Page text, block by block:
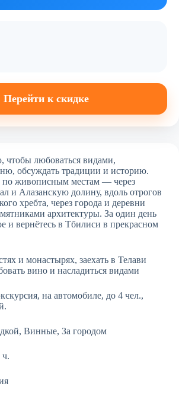
Перейти к скидке
чтобы любоваться видами,
обсуждать традиции и историю.
по живописным местам — через
и Алазанскую долину, вдоль отрогов
хребта, через города и деревни
архитектуры. За один день
и вернётесь в Тбилиси в прекрасном
и монастырях, заехать в Телави
вино и насладиться видами
на автомобиле, до 4 чел.,
Винные, За городом
ч.